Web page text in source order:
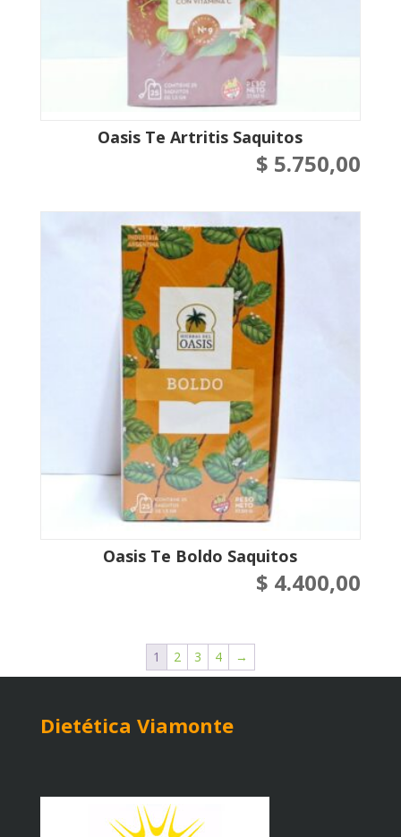
Oasis Te Artritis Saquitos
$ 5.750,00
Oasis Te Boldo Saquitos
$ 4.400,00
1 2 3 4 →
Dietética Viamonte